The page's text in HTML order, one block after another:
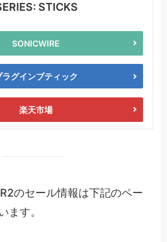
STICKS
SONICWIRE
ラグインブティック
楽天市場
のセール情報は下記のペー
ます。